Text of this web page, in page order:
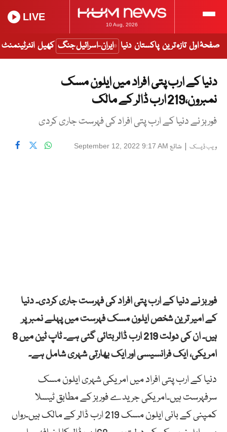
10 Aug, 2026
LIVE
صفحۂ اول تازہ ترین پاکستان دنیا ایران-اسرائیل جنگ کھیل انٹرٹینمنٹ
دنیا کے ارب پتی افراد میں ایلون مسک
نمبرون،219 ارب ڈالر کے مالک
فوربز نے دنیا کے ارب پتی افراد کی فہرست جاری کردی
ویب ڈیسک | شائع September 12, 2022 9:17 AM
فوربز نے دنیا کے ارب پتی افراد کی فہرست جاری کردی۔ دنیا
کے امیر ترین شخص ایلون مسک فہرست میں پہلے نمبر پر
ہیں۔ ان کی دولت 219 ارب ڈالر بتائی گئی ہے۔ ٹاپ ٹین میں 8
امریکی، ایک فرانسیسی اور ایک بھارتی شہری شامل ہے۔
دنیا کے ارب پتی افراد میں امریکی شہری ایلون مسک
سرفہرست ہیں۔امریکی جریدے فوربز کے مطابق ٹیسلا
کمپنی کے بانی ایلون مسک 219 ارب ڈالر کے مالک ہیں۔رواں